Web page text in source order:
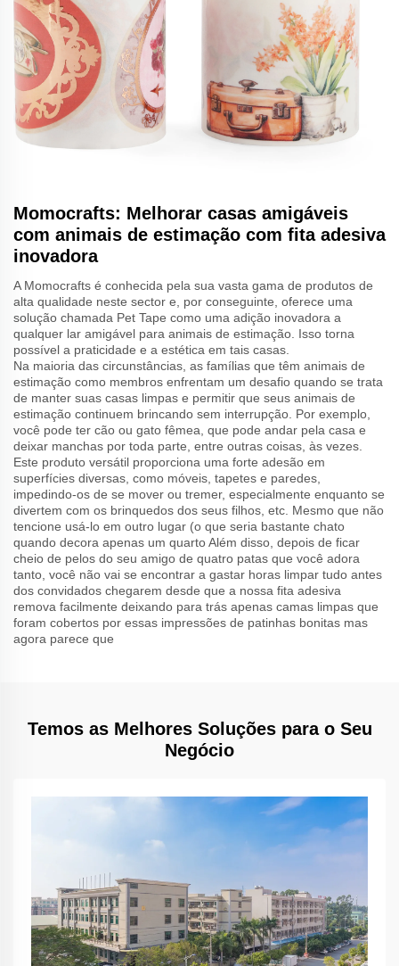
Momocrafts: Melhorar casas amigáveis
com animais de estimação com fita adesiva
inovadora
A Momocrafts é conhecida pela sua vasta gama de produtos de
alta qualidade neste sector e, por conseguinte, oferece uma
solução chamada Pet Tape como uma adição inovadora a
qualquer lar amigável para animais de estimação. Isso torna
possível a praticidade e a estética em tais casas.
Na maioria das circunstâncias, as famílias que têm animais de
estimação como membros enfrentam um desafio quando se trata
de manter suas casas limpas e permitir que seus animais de
estimação continuem brincando sem interrupção. Por exemplo,
você pode ter cão ou gato fêmea, que pode andar pela casa e
deixar manchas por toda parte, entre outras coisas, às vezes.
Este produto versátil proporciona uma forte adesão em
superfícies diversas, como móveis, tapetes e paredes,
impedindo-os de se mover ou tremer, especialmente enquanto se
divertem com os brinquedos dos seus filhos, etc. Mesmo que não
tencione usá-lo em outro lugar (o que seria bastante chato
quando decora apenas um quarto Além disso, depois de ficar
cheio de pelos do seu amigo de quatro patas que você adora
tanto, você não vai se encontrar a gastar horas limpar tudo antes
dos convidados chegarem desde que a nossa fita adesiva
remova facilmente deixando para trás apenas camas limpas que
foram cobertos por essas impressões de patinhas bonitas mas
agora parece que
Temos as Melhores Soluções para o Seu
Negócio